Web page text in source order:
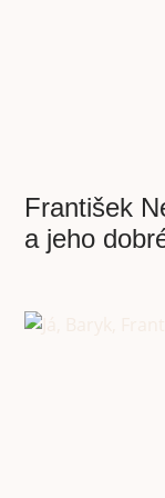
František
a jeho